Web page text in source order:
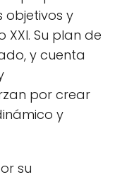
objetivos y
Su plan de
y cuenta
por crear
y
su